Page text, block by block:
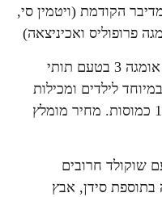
מדיבר הקודמת (ויטמין סי,
פרופוליס ואכיניצאה)
כמוסות אומגה 3 בטעם תותי
לילדים ומכילות
EPA ו- DHA. תכולת המוצר: 100 כמוסות. מחיר מומלץ
שוקולד חרובים
מציצה בתוספת סידן, אבץ